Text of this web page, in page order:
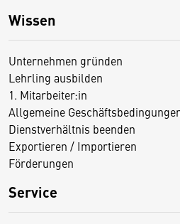
Wissen
Unternehmen gründen
Lehrling ausbilden
1. Mitarbeiter:in
Allgemeine
Dienstverhältnis beenden
Exportieren / Importieren
Förderungen
Service